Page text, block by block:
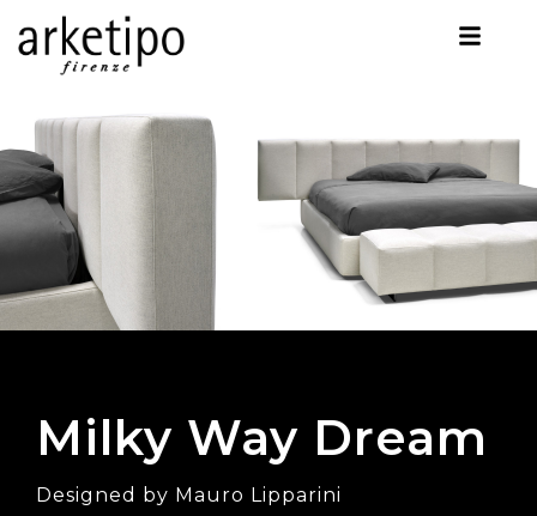
Milky Way Dream
Designed by Mauro Lipparini